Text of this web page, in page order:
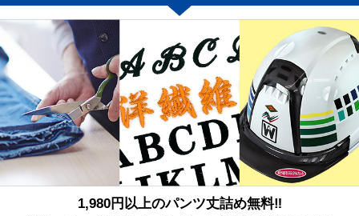
1,980円以上のパンツ丈詰め無料‼